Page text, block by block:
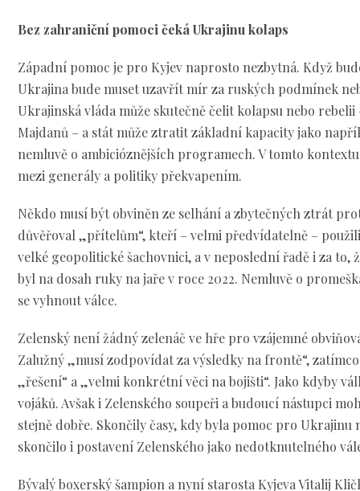
Bez zahraniční pomoci čeká Ukrajinu kolaps
Západní pomoc je pro Kyjev naprosto nezbytná. Když
Ukrajina bude muset uzavřít mír za ruských podmínek
Ukrajinská vláda může skutečně čelit kolapsu nebo
Majdanů – a stát může ztratit základní kapacity jako
nemluvě o ambicióznějších programech. V tomto
mezi generály a politiky překvapením.
Někdo musí být obviněn ze selhání a zbytečných ztrát
důvěřoval „přítelům“, kteří – velmi předvídatelně –
velké geopolitické šachovnici, a v neposlední řadě i za to,
byl na dosah ruky na jaře v roce 2022. Nemluvě o
se vyhnout válce.
Zelenský není žádný zelenáč ve hře pro vzájemné
Zalužný „musí zodpovídat za výsledky na frontě“,
„řešení“ a „velmi konkrétní věci na bojišti“. Jako kdyby
vojáků. Avšak i Zelenského soupeři a budoucí nástupci
stejně dobře. Skončily časy, kdy byla pomoc pro Ukrajinu
skončilo i postavení Zelenského jako nedotknutelného
Bývalý boxerský šampion a nyní starosta Kyjeva Vitalij